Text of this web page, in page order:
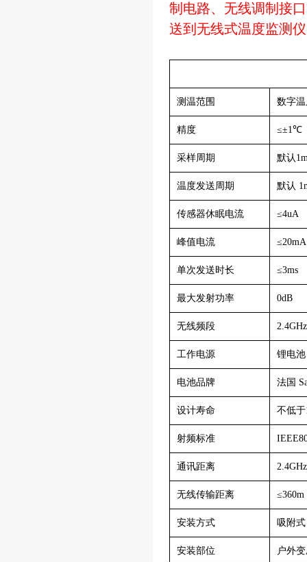
制电路、无线调制接
送到无线式温度监测
测温范围 数字
精度 ≤±1℃
采样周期 默认
温度发送周期 默认
传感器休眠电流 ≤4uA
峰值电流 ≤20mA
单次发送时长 ≤3ms
最大发射功率 0dB
无线频段
工作电源 锂电池
电池品牌 法国
设计寿命 不低于
射频标准
通讯距离
无线传输距离 ≤360m
安装方式 吸附式
安装部位 户外